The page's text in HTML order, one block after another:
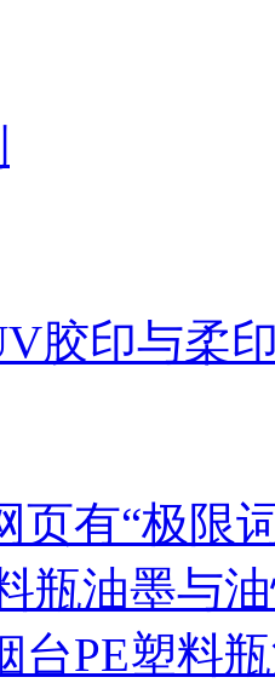
胶印与柔
页有“极限
瓶油墨与
台PE塑料